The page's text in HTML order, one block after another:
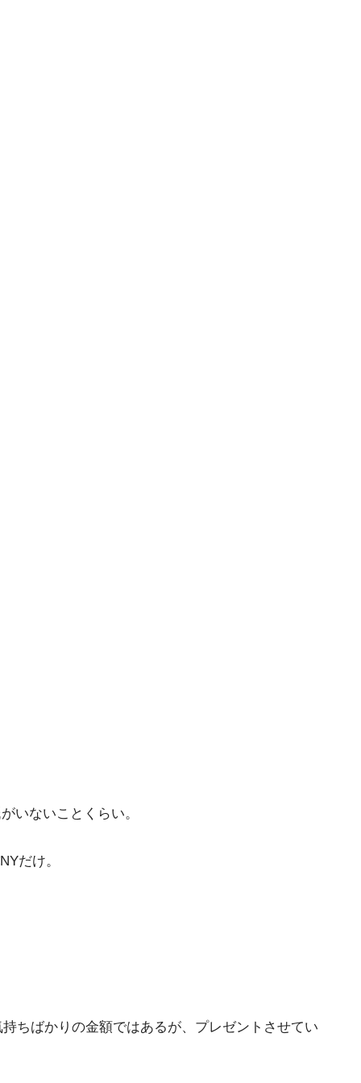
いないことくらい。
だけ。
ちばかりの金額ではあるが、プレゼントさせてい